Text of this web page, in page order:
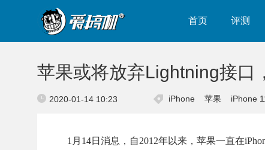
首页 评测
苹果或将放弃Lightning接口
2020-01-14 10:23 iPhone 苹果 iPhone
1月14日消息，自2012年以来，苹果一直在